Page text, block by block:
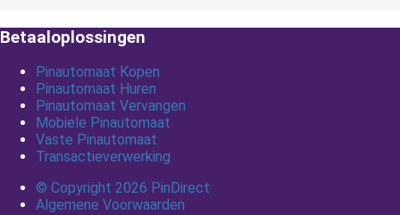
Betaaloplossingen
Pinautomaat Kopen
Pinautomaat Huren
Pinautomaat Vervangen
Mobiele Pinautomaat
Vaste Pinautomaat
Transactieverwerking
© Copyright 2026 PinDirect
Algemene Voorwaarden